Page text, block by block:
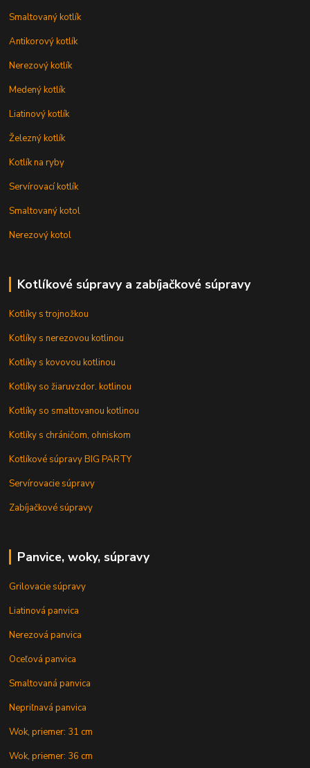
Smaltovaný kotlík
Antikorový kotlík
Nerezový kotlík
Medený kotlík
Liatinový kotlík
Železný kotlík
Kotlík na ryby
Servírovací kotlík
Smaltovaný kotol
Nerezový kotol
Kotlíkové súpravy a zabíjačkové súpravy
Kotlíky s trojnožkou
Kotlíky s nerezovou kotlinou
Kotlíky s kovovou kotlinou
Kotlíky so žiaruvzdor. kotlinou
Kotlíky so smaltovanou kotlinou
Kotlíky s chráničom, ohniskom
Kotlíkové súpravy BIG PARTY
Servírovacie súpravy
Zabíjačkové súpravy
Panvice, woky, súpravy
Grilovacie súpravy
Liatinová panvica
Nerezová panvica
Oceľová panvica
Smaltovaná panvica
Nepriľnavá panvica
Wok, priemer: 31 cm
Wok, priemer: 36 cm